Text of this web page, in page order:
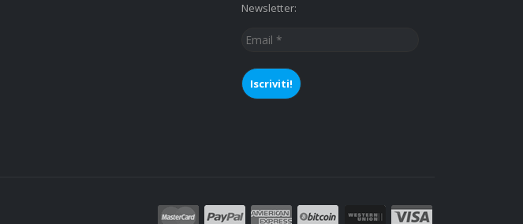
Newsletter:
Email